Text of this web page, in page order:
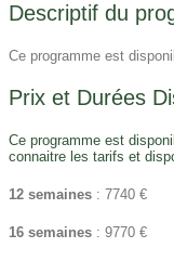
Descriptif du
Ce programme est
Prix et Durées
Ce programme est
connaitre les tarifs et
12 semaines : 7740 €
16 semaines : 9770 €